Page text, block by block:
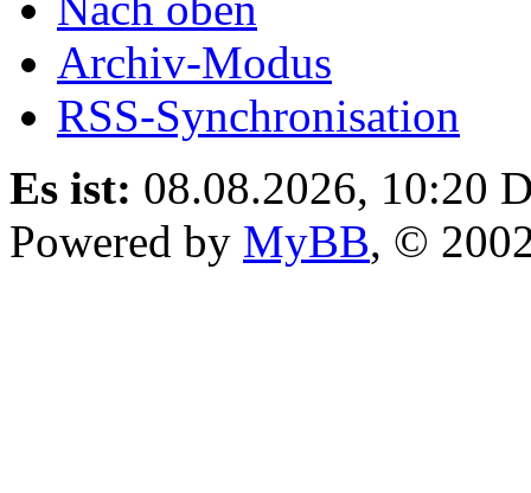
Archiv-Modus
RSS-Synchronisation
Es ist: 08.08.2026, 10:20
Powered by MyBB, ©